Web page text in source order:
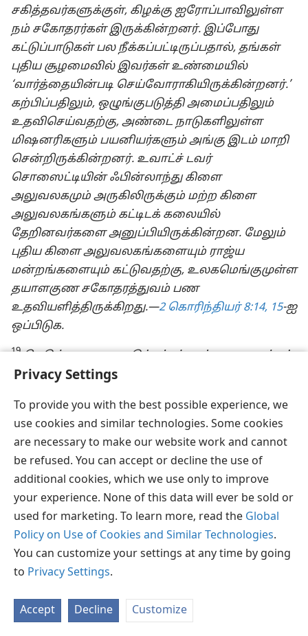
Privacy Settings
To provide you with the best possible experience, we
use cookies and similar technologies. Some cookies
are necessary to make our website work and cannot
be refused. You can accept or decline the use of
additional cookies, which we use only to improve
your experience. None of this data will ever be sold or
used for marketing. To learn more, read the Global
Policy on Use of Cookies and Similar Technologies.
You can customize your settings at any time by going
to Privacy Settings.
Accept Decline Customize
சகித்தவர்களுக்குள், கிழக்கு ஐரோப்பாவிலுள்ள
நம் சகோதரர்கள் இருக்கின்றனர். இப்போது
கட்டுப்பாடுகள் பல நீக்கப்பட்டிருப்பதால், தங்கள்
புதிய சூழமைவில் இவர்கள் உண்மையில்
‘வார்த்தையின்படி செய்வோராகியிருக்கின்றனர்.’
கற்பிப்பதிலும், ஒழுங்குபடுத்தி அமைப்பதிலும்
உதவிசெய்வதற்கு, அண்டை நாடுகளிலுள்ள
மிஷனரிகளும் பயனியர்களும் அங்கு இடம் மாறி
சென்றிருக்கின்றனர். உவாட்ச் டவர்
சொஸைட்டியின் ஃபின்லாந்து கிளை
அலுவலகமும் அருகிலிருக்கும் மற்ற கிளை
அலுவலகங்களும் கட்டிடக் கலையில்
தேறினவர்களை அனுப்பியிருக்கின்றன. மேலும்
புதிய கிளை அலுவலகங்களையும் ராஜ்ய
மன்றங்களையும் கட்டுவதற்கு, உலகமெங்குமுள்ள
தயாளகுண சகோதரத்துவம் பண
உதவியளித்திருக்கிறது.—2 கொரிந்தியர் 8:14, 15-ஐ
ஒப்பிடுக.
19 நெடுங்காலமாக ஒடுக்கப்பட்டவர்களான அந்தச்
சகோதரர்கள், வெளி ஊழியத்தில் எவ்வளவு
‘தொந்தரவான காலத்தின்போது’ கிடைக்காத
வாய்ப்புகளை எட்ட வேண்டுமென்பதுபோல்
‘அவர்கள், கடினமாக உழைத்து தங்களைக்
கடுமுயற்சியில் ஈடுபடுத்துகின்றனர்.’
(1 தீமோத்தேயு 4:10; 2 தீமோத்தேயு 4:2; NW)
உதாரணமாக, ஒடுக்குதல் வெகு கொடூரமாக
இருந்திருந்த அல்பேனியாவில், கடந்த
ஏப்ரலின்போது, தங்களிடமிருந்த, “வாழ்க்கையில்
ஏன் இவ்வளவு பிரச்சினைகள்” என்ற தலைப்பைக்
கொண்டராஜ்ய செய்தி
மூன்று நாட்களுக்குள்தானே
விநியோகித்துவிட்டனர். இது, இயேசுவின் மரண